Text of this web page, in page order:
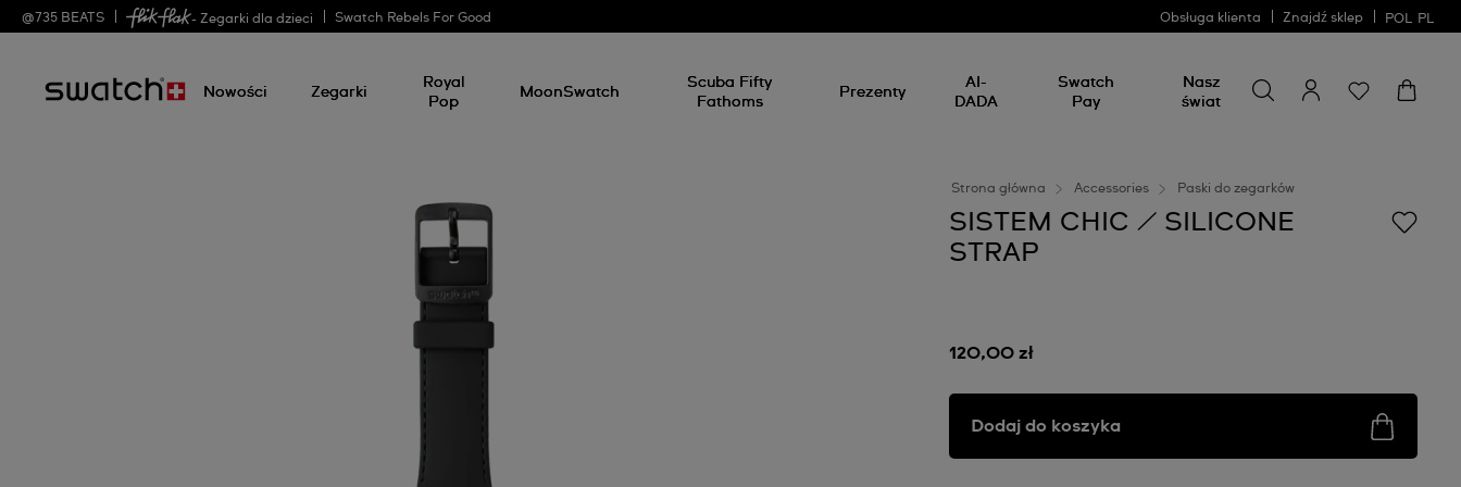
@ 735 BEATS - Zegarki dla dzieci Swatch Rebels For Good Obsługa klienta Znajdź sklep POL PL
Nowości Zegarki
Royal
Pop
MoonSwatch
Scuba Fifty
Fathoms
Prezenty
AI-
DADA
Swatch
Pay
Nasz
świat
coś
Strona główna Accessories Paski do zegarków
SISTEM CHIC / SILICONE
STRAP
120,00 zł
Dodaj do koszyka